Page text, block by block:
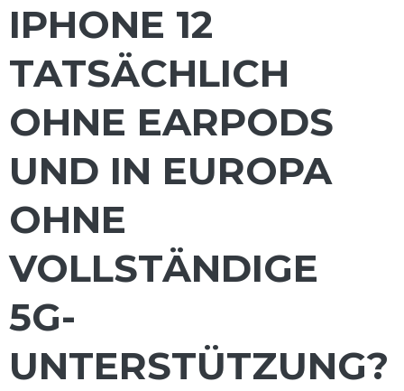
IPHONE 12
TATSÄCHLICH
OHNE EARPODS
UND IN EUROPA
OHNE
VOLLSTÄNDIGE
5G-
UNTERSTÜTZUNG?